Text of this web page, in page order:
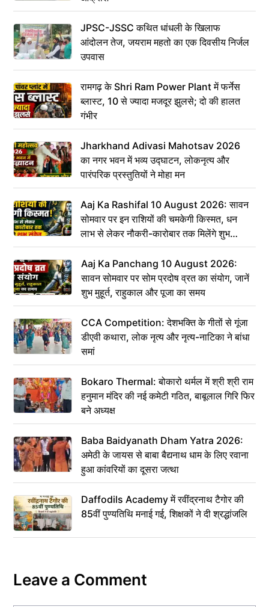
JPSC-JSSC कथित धांधली के खिलाफ
आंदोलन तेज, जयराम महतो का एक दिवसीय निर्जल
उपवास
रामगढ़ के Shri Ram Power Plant में फर्नेस
ब्लास्ट, 10 से ज्यादा मजदूर झुलसे; दो की हालत
गंभीर
Jharkhand Adivasi Mahotsav 2026
का नगर भवन में भव्य उद्घाटन, लोकनृत्य और
पारंपरिक प्रस्तुतियों ने मोहा मन
Aaj Ka Rashifal 10 August 2026: सावन
सोमवार पर इन राशियों की चमकेगी किस्मत, धन
लाभ से लेकर नौकरी-कारोबार तक मिलेंगे शुभ
संकेत
Aaj Ka Panchang 10 August 2026:
सावन सोमवार पर सोम प्रदोष व्रत का संयोग, जानें
शुभ मुहूर्त, राहुकाल और पूजा का समय
CCA Competition: देशभक्ति के गीतों से गूंजा
डीएवी कथारा, लोक नृत्य और नृत्य-नाटिका ने बांधा
समां
Bokaro Thermal: बोकारो थर्मल में श्री श्री राम
हनुमान मंदिर की नई कमेटी गठित, बाबूलाल गिरि फिर
बने अध्यक्ष
Baba Baidyanath Dham Yatra 2026:
अमेठी के जायस से बाबा बैद्यनाथ धाम के लिए रवाना
हुआ कांवरियों का दूसरा जत्था
Daffodils Academy में रवींद्रनाथ टैगोर की
85वीं पुण्यतिथि मनाई गई, शिक्षकों ने दी श्रद्धांजलि
Leave a Comment